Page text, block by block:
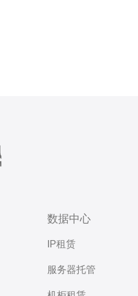
数据中心
IP租赁
服务器托管